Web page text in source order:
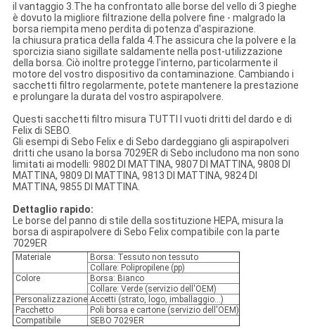
il vantaggio 3.The ha confrontato alle borse del vello di 3 pieghe
è dovuto la migliore filtrazione della polvere fine - malgrado la
borsa riempita meno perdita di potenza d'aspirazione.
la chiusura pratica della falda 4.The assicura che la polvere e la
sporcizia siano sigillate saldamente nella post-utilizzazione
della borsa. Ciò inoltre protegge l'interno, particolarmente il
motore del vostro dispositivo da contaminazione. Cambiando i
sacchetti filtro regolarmente, potete mantenere la prestazione
e prolungare la durata del vostro aspirapolvere.
Questi sacchetti filtro misura TUTTI I vuoti dritti del dardo e di
Felix di SEBO.
Gli esempi di Sebo Felix e di Sebo dardeggiano gli aspirapolveri
dritti che usano la borsa 7029ER di Sebo includono ma non sono
limitati ai modelli: 9802 DI MATTINA, 9807 DI MATTINA, 9808 DI
MATTINA, 9809 DI MATTINA, 9813 DI MATTINA, 9824 DI
MATTINA, 9855 DI MATTINA.
Dettaglio rapido:
Le borse del panno di stile della sostituzione HEPA, misura la
borsa di aspirapolvere di Sebo Felix compatibile con la parte
7029ER
Materiale
Borsa: Tessuto non tessuto
Collare: Polipropilene (pp)
Colore
Borsa: Bianco
Collare: Verde (servizio dell'OEM)
Personalizzazione Accetti (strato, logo, imballaggio…)
Pacchetto
Poli borsa e cartone (servizio dell'OEM)
Compatibile
SEBO 7029ER